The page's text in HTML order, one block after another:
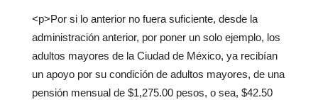
<p>Por si lo anterior no fuera suficiente, desde la
administración anterior, por poner un solo ejemplo, los
adultos mayores de la Ciudad de México, ya recibían
un apoyo por su condición de adultos mayores, de una
pensión mensual de $1,275.00 pesos, o sea, $42.50